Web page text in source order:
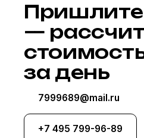
Пришлите
—
за день
7999689@mail.ru
+7 495 799-96-89